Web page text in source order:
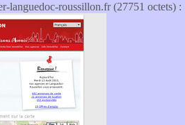
languedoc-roussillon.fr (27751 octets) :